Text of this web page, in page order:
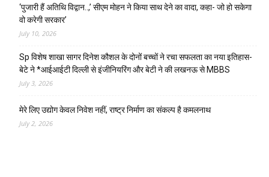
‘पुजारी हैं अतिथि विद्वान..,’ सीएम मोहन ने किया साथ देने का वादा, कहा- जो हो सकेगा
वो करेगी सरकार’
July 10, 2026
Sp विशेष शाखा सागर दिनेश कौशल के दोनों बच्चों ने रचा सफलता का नया इतिहास-
बेटे ने *आईआईटी दिल्ली से इंजीनियरिंग और बेटी ने की लखनऊ से MBBS
July 3, 2026
मेरे लिए उद्योग केवल निवेश नहीं, राष्ट्र निर्माण का संकल्प है कमलनाथ
July 2, 2026